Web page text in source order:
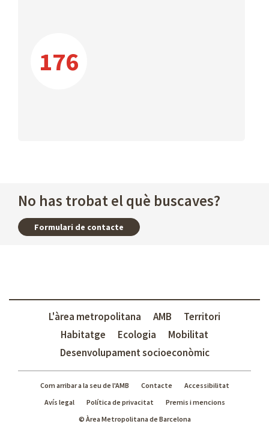
176
No has trobat el què buscaves?
Formulari de contacte
L'àrea metropolitana AMB
Territori
Habitatge
Ecologia
Mobilitat
Desenvolupament socioeconòmic
Com arribar a la seu de l'AMB Contacte
Accessibilitat
Avís legal
Política de privacitat
Premis i mencions
© Àrea Metropolitana de Barcelona